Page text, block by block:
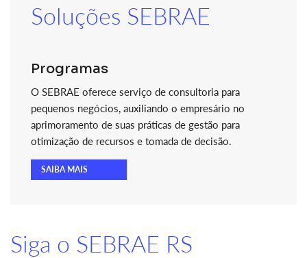
Soluções SEBRAE
Programas
O SEBRAE oferece serviço de consultoria para
pequenos negócios, auxiliando o empresário no
aprimoramento de suas práticas de gestão para
otimização de recursos e tomada de decisão.
SAIBA MAIS
Siga o SEBRAE RS